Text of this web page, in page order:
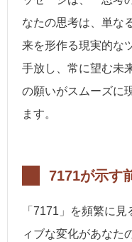
なたの思考は、単な
来を形作る現実的な
手放し、常に望む未
の願いがスムーズに
ます。
7171が示す
「7171」を頻繁に
ィブな変化があなた